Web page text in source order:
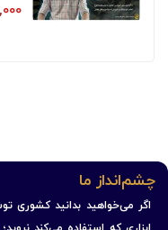
چشم‌انداز ما
اگر می‌خواهید بدانید کشوری